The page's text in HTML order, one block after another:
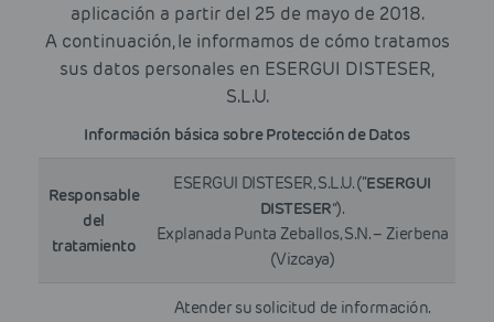
aplicación a partir del 25 de mayo de 2018.
A continuación, le informamos de cómo tratamos
sus datos personales en ESERGUI DISTESER,
S.L.U.
Información básica sobre Protección de Datos
Responsable
del
tratamiento
ESERGUI DISTESER, S.L.U. (“ESERGUI
DISTESER”).
Explanada Punta Zeballos, S.N. – Zierbena
(Vizcaya)
Atender su solicitud de información.